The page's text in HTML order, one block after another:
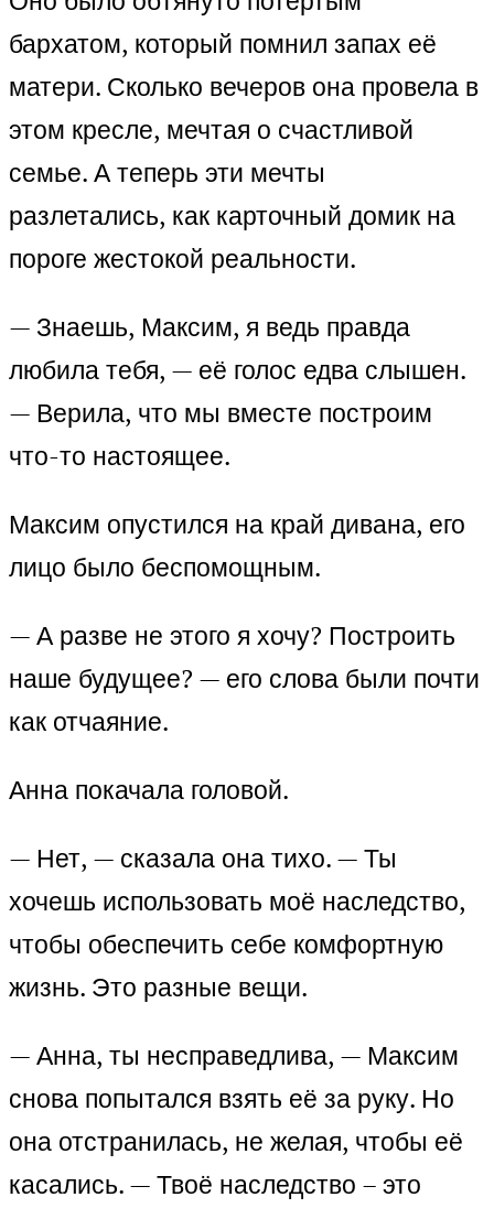
бархатом, который помнил запах её
матери. Сколько вечеров она провела в
этом кресле, мечтая о счастливой
семье. А теперь эти мечты
разлетались, как карточный домик на
пороге жестокой реальности.
— Знаешь, Максим, я ведь правда
любила тебя, — её голос едва слышен.
— Верила, что мы вместе построим
что-то настоящее.
Максим опустился на край дивана, его
лицо было беспомощным.
— А разве не этого я хочу? Построить
наше будущее? — его слова были почти
как отчаяние.
Анна покачала головой.
— Нет, — сказала она тихо. — Ты
хочешь использовать моё наследство,
чтобы обеспечить себе комфортную
жизнь. Это разные вещи.
— Анна, ты несправедлива, — Максим
снова попытался взять её за руку. Но
она отстранилась, не желая, чтобы её
касались. — Твоё наследство – это